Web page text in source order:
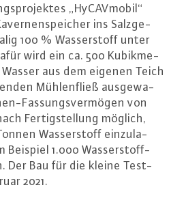
„Hy­CAV­mo­bil“
ins Salz­ge­
100 % Was­ser­stoff unter
wird ein ca. 500 Ku­bik­me­
aus dem eigenen Teich
Müh­len­fließ aus­ge­wa­
Fas­sungs­ver­mö­gen von
Fer­tig­stel­lung möglich,
Was­ser­stoff ein­zu­la­
Beispiel 1.000 Was­ser­stoff-
Der Bau für die kleine Test­
2021.